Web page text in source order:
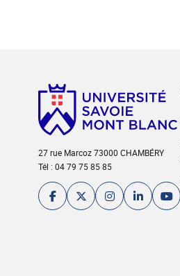
27 rue Marcoz 73000 CHAMBÉRY
Tél : 04 79 75 85 85